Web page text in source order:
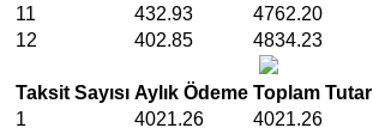
11
432.93
4762.20
12
402.85 4834.23
Taksit Sayısı Aylık Ödeme Toplam Tutar
1
4021.26
4021.26